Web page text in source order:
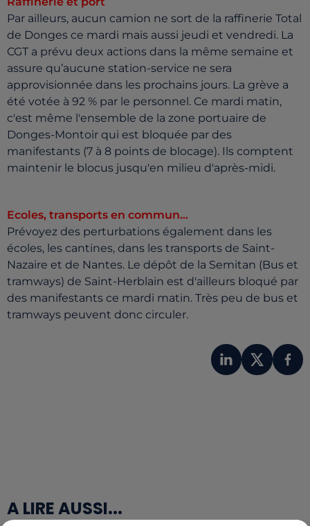
Par ailleurs, aucun camion ne sort de la raffinerie Total
de Donges ce mardi mais aussi jeudi et vendredi. La
CGT a prévu deux actions dans la même semaine et
assure qu’aucune station-service ne sera
approvisionnée dans les prochains jours. La grève a
été votée à 92 % par le personnel. Ce mardi matin,
c'est même l'ensemble de la zone portuaire de
Donges-Montoir qui est bloquée par des
manifestants (7 à 8 points de blocage). Ils comptent
maintenir le blocus jusqu'en milieu d'après-midi.
Ecoles, transports en commun…
Prévoyez des perturbations également dans les
écoles, les cantines, dans les transports de Saint-
Nazaire et de Nantes. Le dépôt de la Semitan (Bus et
tramways) de Saint-Herblain est d'ailleurs bloqué par
des manifestants ce mardi matin. Très peu de bus et
tramways peuvent donc circuler.
A LIRE AUSSI...